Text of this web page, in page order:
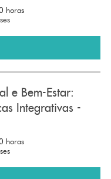
horas
e Bem-Estar:
Integrativas -
horas